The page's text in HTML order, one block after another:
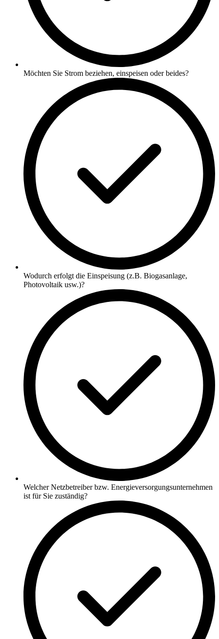
Möchten Sie Strom beziehen, einspeisen oder beides?
Wodurch erfolgt die Einspeisung (z.B. Biogasanlage,
Photovoltaik usw.)?
Welcher Netzbetreiber bzw. Energieversorgungsunternehmen
ist für Sie zuständig?